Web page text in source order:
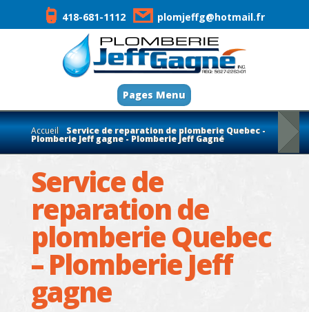
418-681-1112 plomjeffg@hotmail.fr
Pages Menu
Accueil Service de reparation de plomberie Quebec -
Plomberie Jeff gagne - Plomberie Jeff Gagné
Service de
reparation de
plomberie Quebec
– Plomberie Jeff
gagne